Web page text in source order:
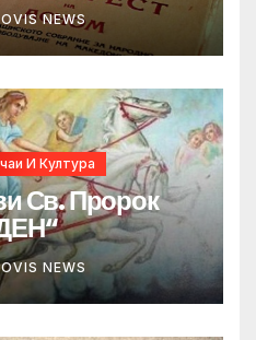
NEWS
И Култура
Св. Пророк
NEWS